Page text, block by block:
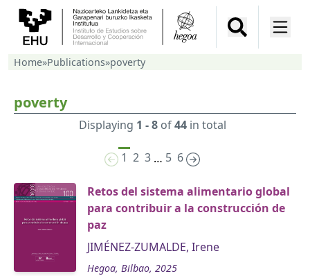
Home»Publications»poverty
poverty
Displaying 1 - 8of44in total
1 2 3 … 5 6
Retos del sistema alimentario global
para contribuir a la construcción de
paz
JIMÉNEZ-ZUMALDE, Irene
Hegoa, Bilbao, 2025